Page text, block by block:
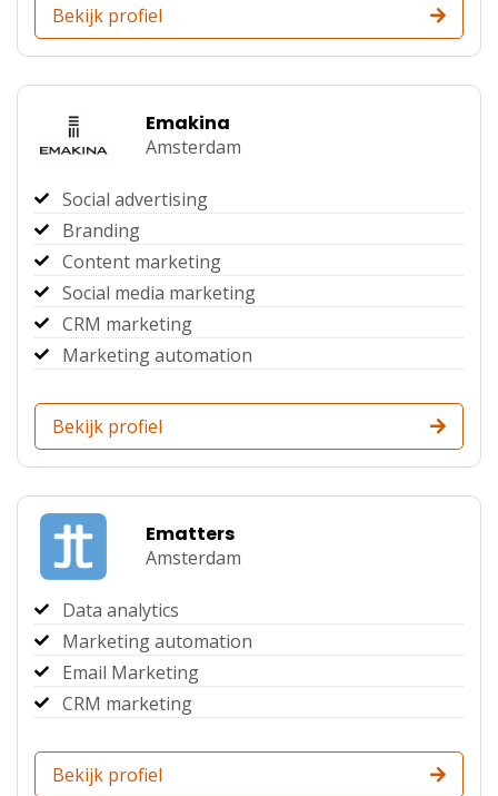
Bekijk profiel
Emakina
Amsterdam
Social advertising
Branding
Content marketing
Social media marketing
CRM marketing
Marketing automation
Bekijk profiel
Ematters
Amsterdam
Data analytics
Marketing automation
Email Marketing
CRM marketing
Bekijk profiel